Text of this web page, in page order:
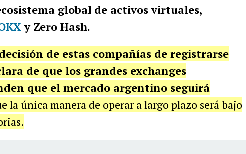
global de activos virtuales,
y Zero Hash.
de estas compañías de registrarse
de que los grandes exchanges
que el mercado argentino seguirá
la única manera de operar a largo plazo será bajo